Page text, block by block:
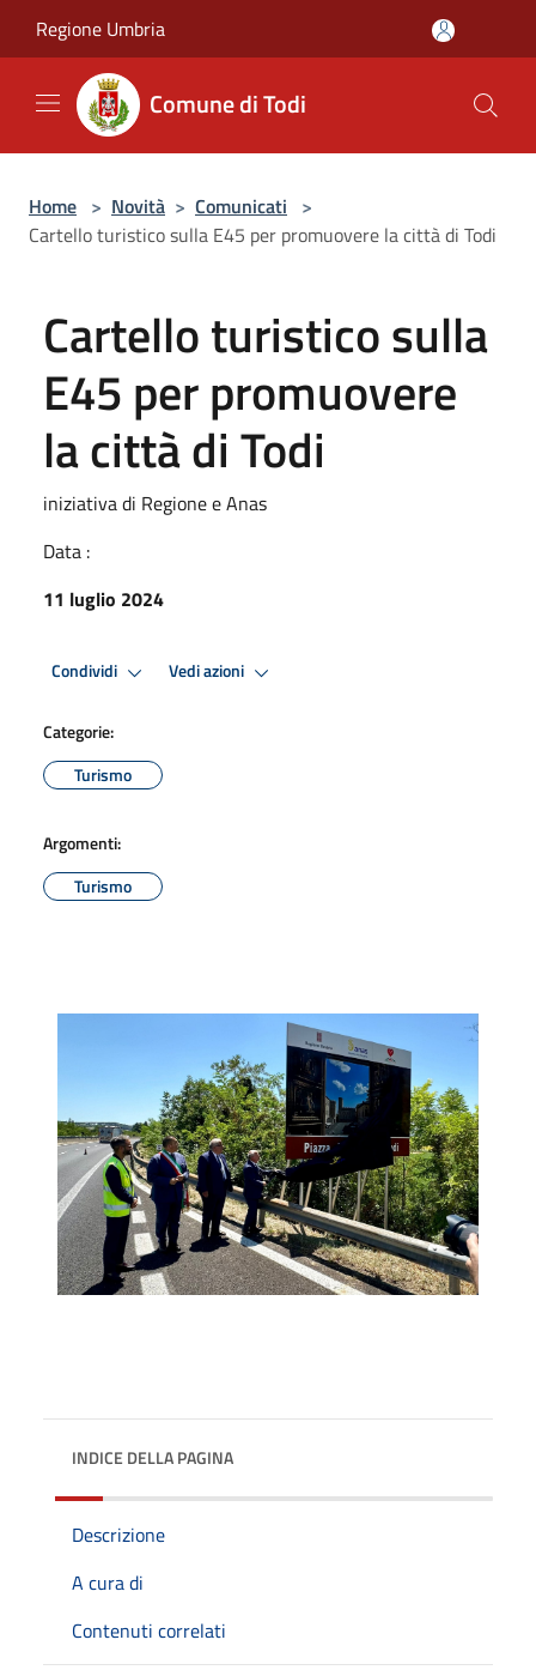
Regione Umbria
Comune di Todi
Home > Novità > Comunicati >
Cartello turistico sulla E45 per promuovere la città di Todi
Cartello turistico sulla
E45 per promuovere
la città di Todi
iniziativa di Regione e Anas
Data :
11 luglio 2024
Condividi Vedi azioni
Categorie:
Turismo
Argomenti:
Turismo
INDICE DELLA PAGINA
Descrizione
A cura di
Contenuti correlati